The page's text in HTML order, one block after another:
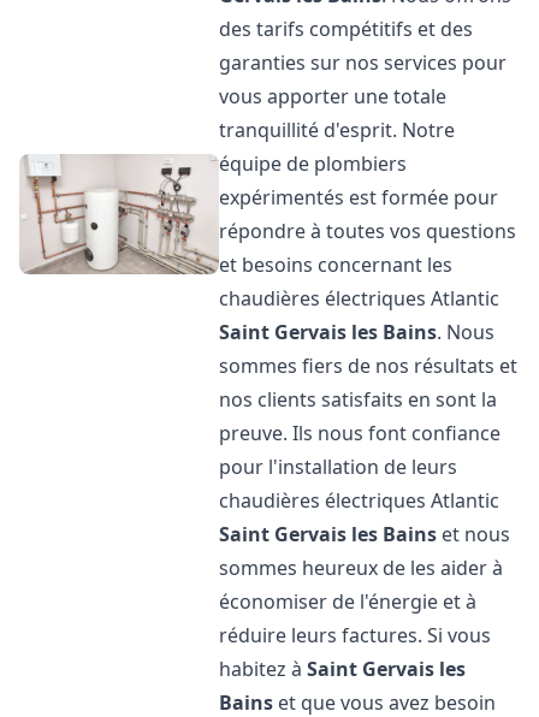
des tarifs compétitifs et des
garanties sur nos services pour
vous apporter une totale
tranquillité d'esprit. Notre
équipe de plombiers
expérimentés est formée pour
répondre à toutes vos questions
et besoins concernant les
chaudières électriques Atlantic
Saint Gervais les Bains. Nous
sommes fiers de nos résultats et
nos clients satisfaits en sont la
preuve. Ils nous font confiance
pour l'installation de leurs
chaudières électriques Atlantic
Saint Gervais les Bains et nous
sommes heureux de les aider à
économiser de l'énergie et à
réduire leurs factures. Si vous
habitez àSaint Gervais les
Bains et que vous avez besoin